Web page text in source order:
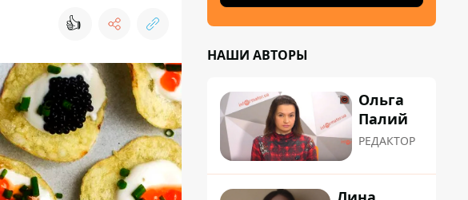
👍
НАШИ АВТОРЫ
Ольга
Палий
РЕДАКТОР